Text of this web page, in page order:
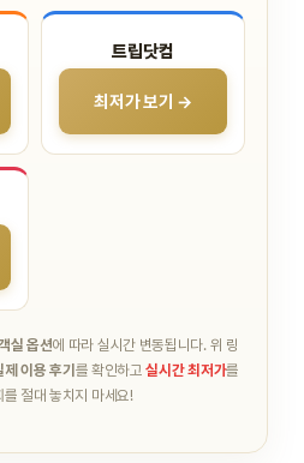
트립닷컴
최저가 보기 →
실 옵션에 따라 실시간 변동됩니다. 위 링
제 이용 후기 를 확인하고실시간 최저가를
를 절대 놓치지 마세요!